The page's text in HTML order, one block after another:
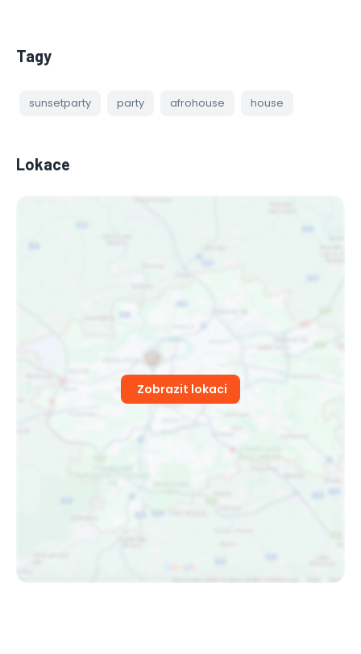
Tagy
sunsetparty party afrohouse house
Lokace
Zobrazit lokaci